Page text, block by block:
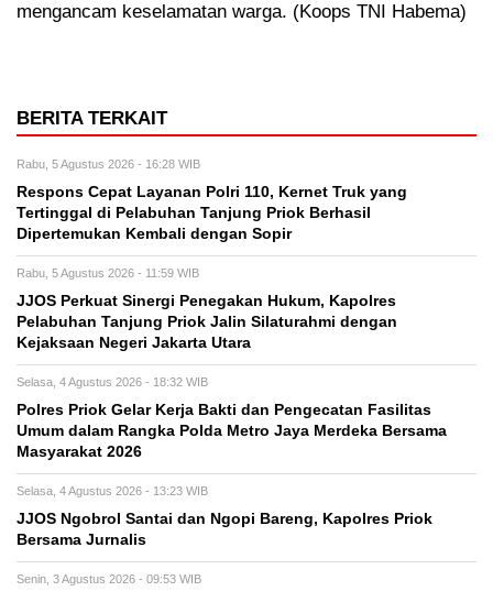
mengancam keselamatan warga. (Koops TNI Habema)
BERITA TERKAIT
Rabu, 5 Agustus 2026 - 16:28 WIB
Respons Cepat Layanan Polri 110, Kernet Truk yang
Tertinggal di Pelabuhan Tanjung Priok Berhasil
Dipertemukan Kembali dengan Sopir
Rabu, 5 Agustus 2026 - 11:59 WIB
JJOS Perkuat Sinergi Penegakan Hukum, Kapolres
Pelabuhan Tanjung Priok Jalin Silaturahmi dengan
Kejaksaan Negeri Jakarta Utara
Selasa, 4 Agustus 2026 - 18:32 WIB
Polres Priok Gelar Kerja Bakti dan Pengecatan Fasilitas
Umum dalam Rangka Polda Metro Jaya Merdeka Bersama
Masyarakat 2026
Selasa, 4 Agustus 2026 - 13:23 WIB
JJOS Ngobrol Santai dan Ngopi Bareng, Kapolres Priok
Bersama Jurnalis
Senin, 3 Agustus 2026 - 09:53 WIB